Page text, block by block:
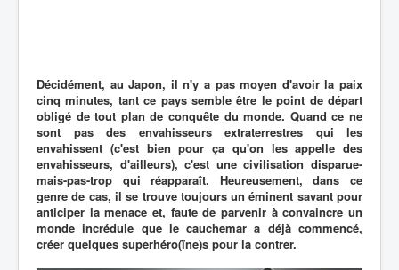
Décidément, au Japon, il n'y a pas moyen d'avoir la paix
cinq minutes, tant ce pays semble être le point de départ
obligé de tout plan de conquête du monde. Quand ce ne
sont pas des envahisseurs extraterrestres qui les
envahissent (c'est bien pour ça qu'on les appelle des
envahisseurs, d'ailleurs), c'est une civilisation disparue-
mais-pas-trop qui réapparaît. Heureusement, dans ce
genre de cas, il se trouve toujours un éminent savant pour
anticiper la menace et, faute de parvenir à convaincre un
monde incrédule que le cauchemar a déjà commencé,
créer quelques superhéro(ïne)s pour la contrer.